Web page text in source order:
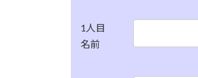
1人目
名前